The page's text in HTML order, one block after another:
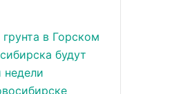
в Горском
будут
недели